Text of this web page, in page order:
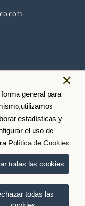
×
general para
estadísticas y
el uso de
Política de Cookies
todas las cookies
todas las